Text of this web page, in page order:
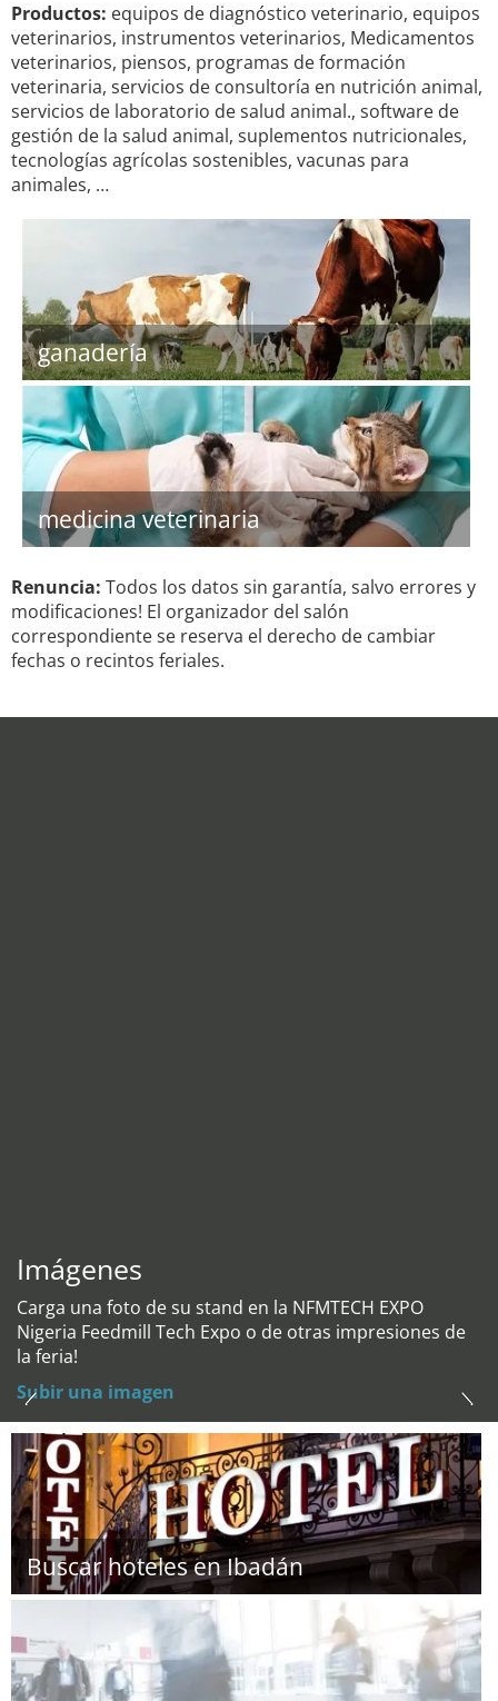
Productos: equipos de diagnóstico veterinario, equipos
veterinarios, instrumentos veterinarios, Medicamentos
veterinarios, piensos, programas de formación
veterinaria, servicios de consultoría en nutrición animal,
servicios de laboratorio de salud animal., software de
gestión de la salud animal, suplementos nutricionales,
tecnologías agrícolas sostenibles, vacunas para
animales, …
ganadería
medicina veterinaria
Renuncia: Todos los datos sin garantía, salvo errores y
modificaciones! El organizador del salón
correspondiente se reserva el derecho de cambiar
fechas o recintos feriales.
Imágenes
Carga una foto de su stand en la NFMTECH EXPO
Nigeria Feedmill Tech Expo o de otras impresiones de
la feria!
Subir una imagen
Buscar hoteles en Ibadán